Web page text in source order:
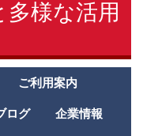
様な活用
ご利用案内
ログ 企業情報